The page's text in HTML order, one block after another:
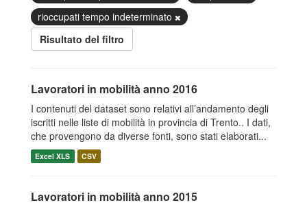
rioccupati tempo indeterminato
Risultato del filtro
Lavoratori in mobilità anno 2016
I contenuti del dataset sono relativi all’andamento degli
iscritti nelle liste di mobilità in provincia di Trento.. I dati,
che provengono da diverse fonti, sono stati elaborati...
Excel XLS CSV
Lavoratori in mobilità anno 2015